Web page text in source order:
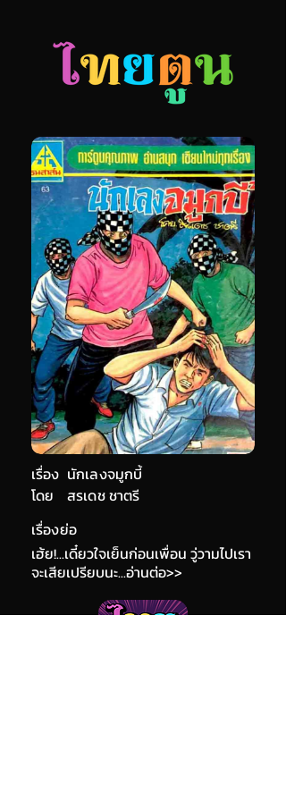
เรื่อง นักเลงจมูกบี้
สรเดช ชาตรี
โดย
เรื่องย่อ
เฮ้ย!...เดี๋ยวใจเย็นก่อนเพื่อน วู่วามไปเรา
จะเสียเปรียบนะ...อ่านต่อ>>